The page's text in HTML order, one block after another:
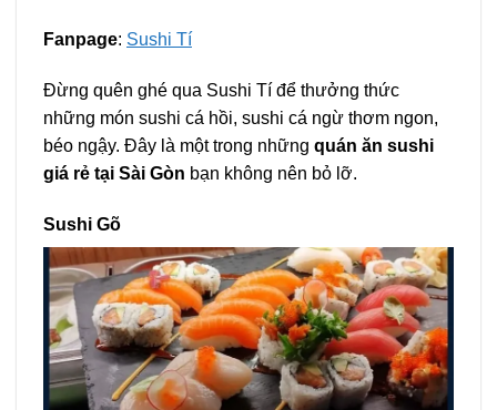
Fanpage: Sushi Tí
Đừng quên ghé qua Sushi Tí để thưởng thức
những món sushi cá hồi, sushi cá ngừ thơm ngon,
béo ngậy. Đây là một trong những quán ăn sushi
giá rẻ tại Sài Gòn bạn không nên bỏ lỡ.
Sushi Gõ